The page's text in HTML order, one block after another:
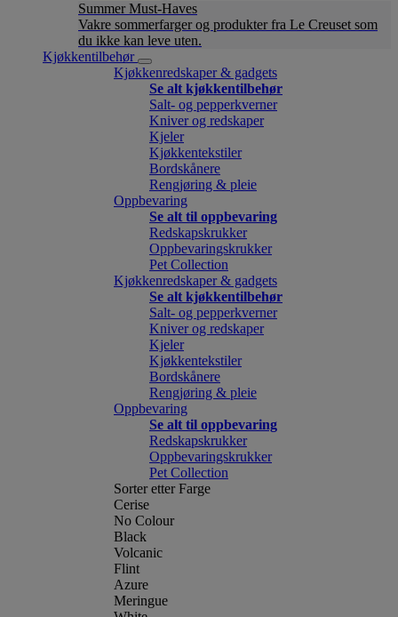
Summer Must-Haves
Vakre sommerfarger og produkter fra Le Creuset som
du ikke kan leve uten.
Kjøkkentilbehør
Kjøkkenredskaper & gadgets
Se alt kjøkkentilbehør
Salt- og pepperkverner
Kniver og redskaper
Kjeler
Kjøkkentekstiler
Bordskånere
Rengjøring & pleie
Oppbevaring
Se alt til oppbevaring
Redskapskrukker
Oppbevaringskrukker
Pet Collection
Kjøkkenredskaper & gadgets
Se alt kjøkkentilbehør
Salt- og pepperkverner
Kniver og redskaper
Kjeler
Kjøkkentekstiler
Bordskånere
Rengjøring & pleie
Oppbevaring
Se alt til oppbevaring
Redskapskrukker
Oppbevaringskrukker
Pet Collection
Sorter etter Farge
Cerise
No Colour
Black
Volcanic
Flint
Azure
Meringue